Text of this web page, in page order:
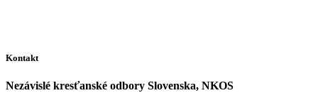
Kontakt
Nezávislé kresťanské odbory Slovenska, NKOS